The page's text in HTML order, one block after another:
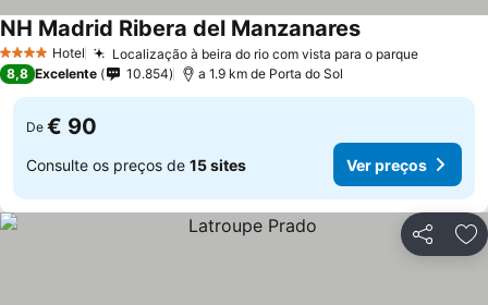
4 EstrelasHotel Localização à beira do rio com vista para o parqueVer
NH Madrid Ribera del ManzanaresVer preços
8,8 Excelente 10.854 a 1.9 km de Porta do Sol
De € 90
Consulte os preços de 15 sites Ver preços
Partilhar